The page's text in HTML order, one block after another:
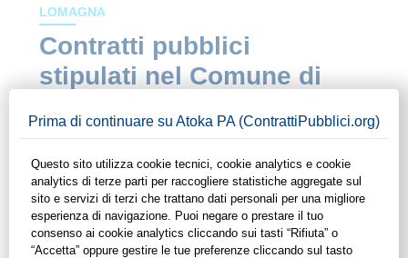
LOMAGNA
Contratti pubblici
stipulati nel Comune di
Economia e lavoro
In questa sezione del sito di ContrattiPubblici.org potrai avere
ad alcuni dei contratti presenti nella piattaforma stipulati
all'interno del Comune di Lomagna in ambito Economia e
lavoro. Grazie alle funzionalità di ContrattiPubblici.org potrai
monitorare la scadenza dei contratti pubblici di tuo interesse e
programmare la tua attività commerciale con le Pubbliche